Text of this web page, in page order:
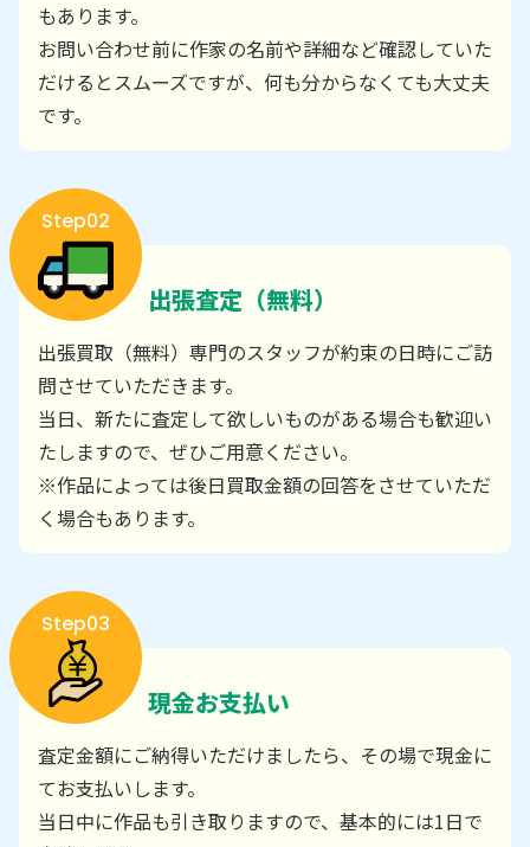
もあります。
お問い合わせ前に作家の名前や詳細など確認していた
だけるとスムーズですが、何も分からなくても大丈夫
です。
Step02
出張査定（無料）
出張買取（無料）専門のスタッフが約束の日時にご訪
問させていただきます。
当日、新たに査定して欲しいものがある場合も歓迎い
たしますので、ぜひご用意ください。
※作品によっては後日買取金額の回答をさせていただ
く場合もあります。
Step03
現金お支払い
査定金額にご納得いただけましたら、その場で現金に
てお支払いします。
当日中に作品も引き取りますので、基本的には1日で